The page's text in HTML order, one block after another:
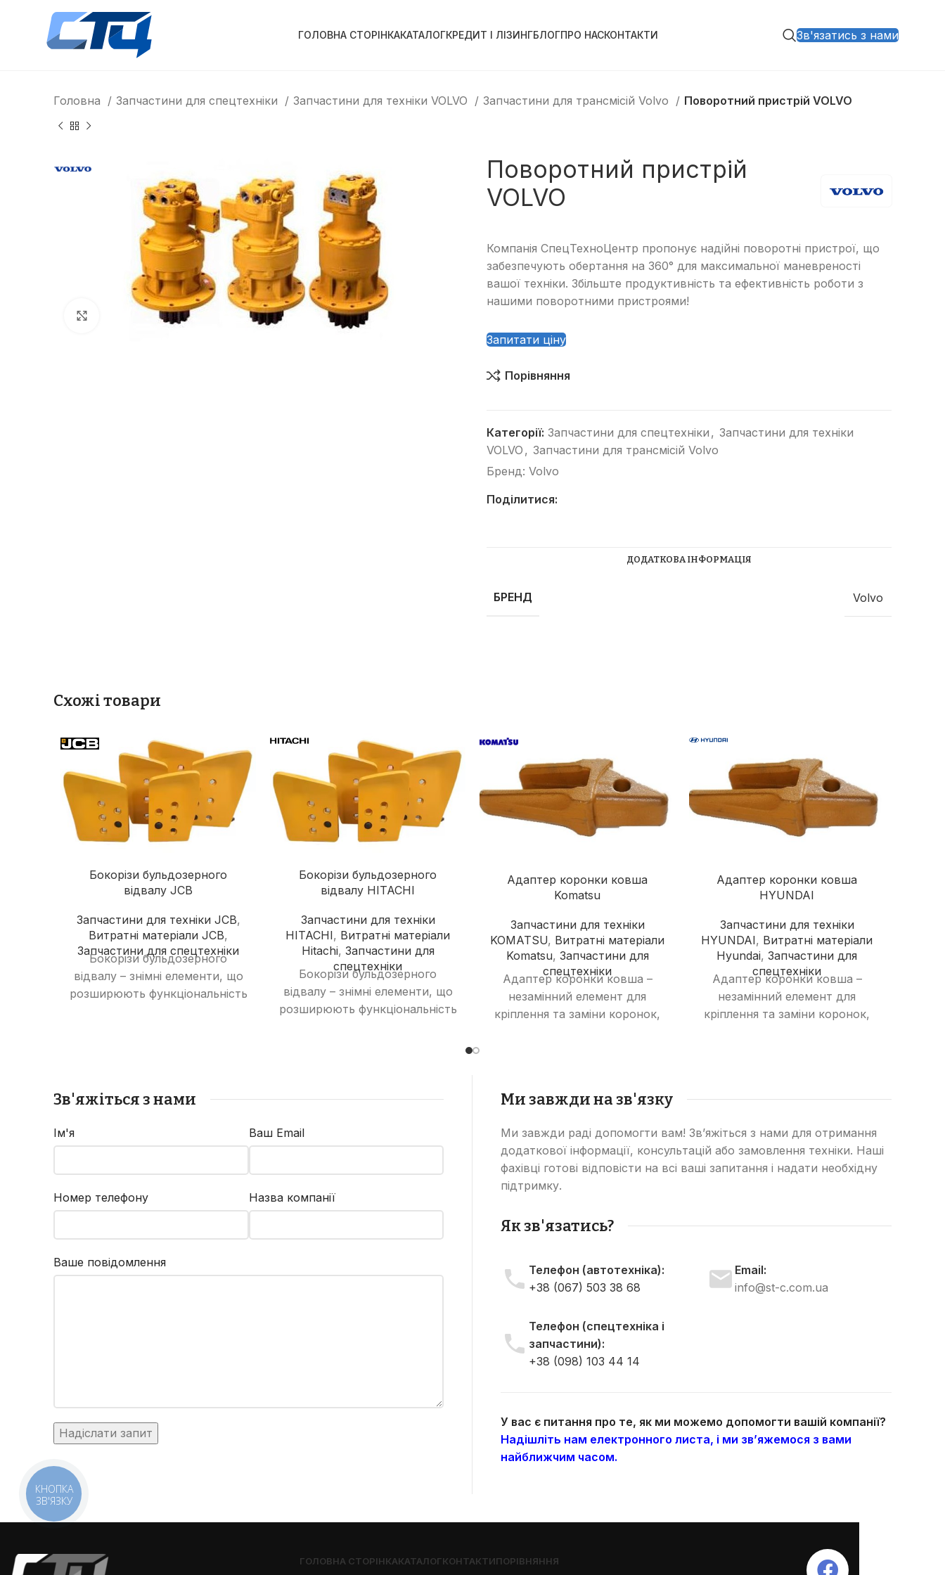
ГОЛОВНА СТОРІНКАКАТАЛОГ
Категорії
Автогрейдери
поворотом
Прибиральні машини
Телескопічні навантажувачі
СпецТехноЦентр
Найкращі пропозиції від
КРЕДИТ І ЛІЗИНГБЛОГПРО НАСКОНТАКТИ Зв'язатись з нами
Головна Запчастини для спецтехніки Запчастини для техніки VOLVO Запчастини для трансмісій Volvo Поворотний пристрій VOLVO
Клацніть, щоб збільшити
Поворотний пристрій
VOLVO
Компанія СпецТехноЦентр пропонує надійні поворотні пристрої, що
забезпечують обертання на 360° для максимальної маневреності
вашої техніки. Збільште продуктивність та ефективність роботи з
нашими поворотними пристроями!
Запитати ціну
Порівняння
Категорії: Запчастини для спецтехніки , Запчастини для техніки
VOLVO , Запчастини для трансмісій Volvo
Бренд: Volvo
Поділитися:
ДОДАТКОВА ІНФОРМАЦІЯ
БРЕНД Volvo
Схожі товари
Бокорізи бульдозерного
відвалу JCB
Запчастини для техніки JCB,
Витратні матеріали JCB,
Запчастини для спецтехніки
Бокорізи бульдозерного
відвалу – знімні елементи, що
розширюють функціональність
Бокорізи бульдозерного
відвалу HITACHI
Запчастини для техніки
HITACHI, Витратні матеріали
Hitachi, Запчастини для
спецтехніки
Бокорізи бульдозерного
відвалу – знімні елементи, що
розширюють функціональність
Адаптер коронки ковша
Komatsu
Запчастини для техніки
KOMATSU, Витратні матеріали
Komatsu, Запчастини для
спецтехніки
Адаптер коронки ковша –
незамінний елемент для
кріплення та заміни коронок,
Адаптер коронки ковша
HYUNDAI
Запчастини для техніки
HYUNDAI, Витратні матеріали
Hyundai, Запчастини для
спецтехніки
Адаптер коронки ковша –
незамінний елемент для
кріплення та заміни коронок,
Зв'яжіться з нами
Ім'я Ваш Email
Номер телефону Назва компанії
Ваше повідомлення
Ми завжди на зв'язку
Ми завжди раді допомогти вам! Зв’яжіться з нами для отримання
додаткової інформації, консультацій або замовлення техніки. Наші
фахівці готові відповісти на всі ваші запитання і надати необхідну
підтримку.
Як зв'язатись?
Телефон (автотехніка):
+38 (067) 503 38 68
Телефон (спецтехніка і
запчастини):
+38 (098) 103 44 14
Email:
info@st-c.com.ua
У вас є питання про те, як ми можемо допомогти вашій компанії?
Надішліть нам електронного листа, і ми зв’яжемося з вами
найближчим часом.
ГОЛОВНА СТОРІНКАКАТАЛОГКОНТАКТИПОРІВНЯННЯ
КНОПКА
ЗВ'ЯЗКУ